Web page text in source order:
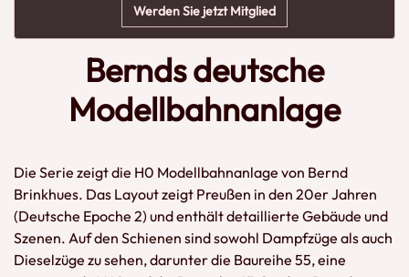
Werden Sie jetzt Mitglied
Bernds deutsche
Modellbahnanlage
Die Serie zeigt die H0 Modellbahnanlage von Bernd
Brinkhues. Das Layout zeigt Preußen in den 20er Jahren
(Deutsche Epoche 2) und enthält detaillierte Gebäude und
Szenen. Auf den Schienen sind sowohl Dampfzüge als auch
Dieselzüge zu sehen, darunter die Baureihe 55, eine